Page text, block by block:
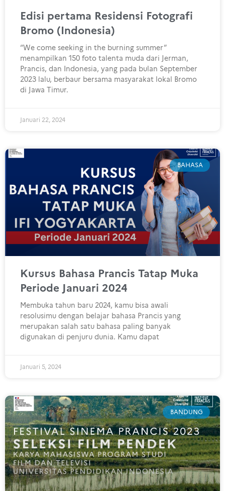
Edisi pertama Residensi Fotografi
Bromo (Indonesia)
“We come seeking in the burning summer”
menampilkan 150 foto talenta muda dari Jerman,
Prancis, dan Indonesia, yang pada bulan September
2023 lalu, berbaur bersama masyarakat lokal Bromo
di Jawa Timur.
Januari 22, 2024
BAHASA
Kursus Bahasa Prancis Tatap Muka
Periode Januari 2024
Membuka tahun baru 2024, kamu bisa awali
resolusimu dengan belajar bahasa Prancis yang
merupakan salah satu bahasa paling banyak
digunakan di penjuru dunia. Kamu dapat
Januari 5, 2024
BANDUNG